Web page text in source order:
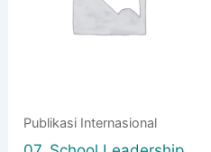
Publikasi Internasional